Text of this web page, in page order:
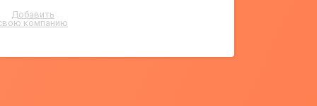
Добавить
компанию